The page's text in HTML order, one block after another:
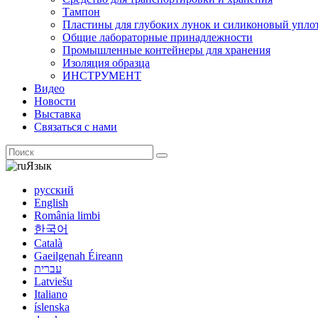
Тампон
Пластины для глубоких лунок и силиконовый
Общие лабораторные принадлежности
Промышленные контейнеры для хранения
Изоляция образца
ИНСТРУМЕНТ
Видео
Новости
Выставка
Связаться с нами
Язык
русский
English
România limbi
한국어
Català
Gaeilgenah Éireann
עברית
Latviešu
Italiano
íslenska